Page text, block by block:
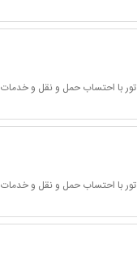
تور با احتساب حمل و نقل و خدمات
تور با احتساب حمل و نقل و خدمات